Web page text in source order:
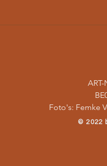
ART-
Foto's: Femke
​© 2022